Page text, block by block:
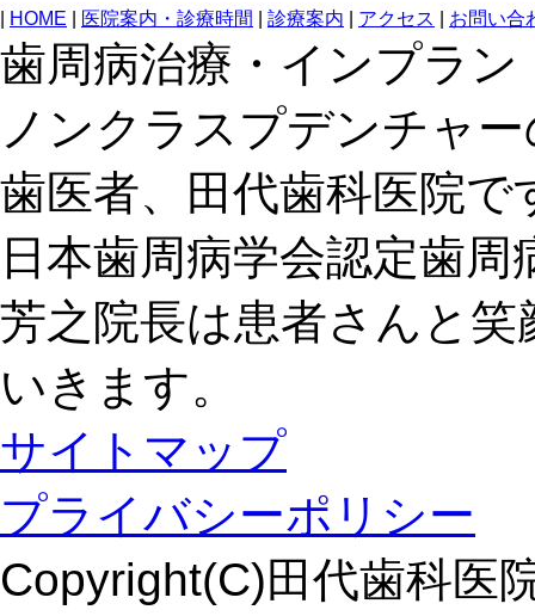
HOME 医院案内・診療時間 診療案内 アクセス お問い合
歯周病治療・インプラ
ノンクラスプデンチャ
歯医者、田代歯科医院で
日本歯周病学会認定歯
芳之院長は患者さんと
いきます。
サイトマップ
プライバシーポリシー
Copyright(C)田代歯科医